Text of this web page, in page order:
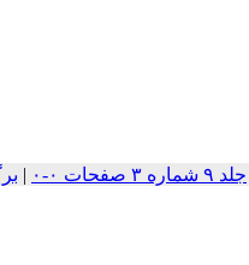
جلد ۹ شماره ۳ صفحات ۰-۰ |